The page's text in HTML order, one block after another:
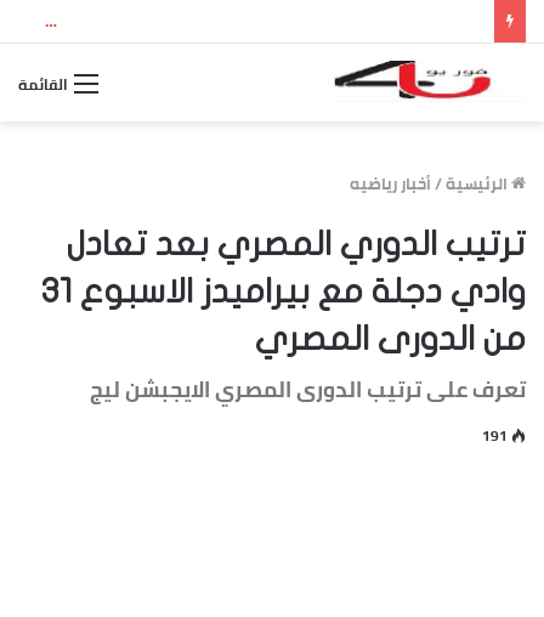
نتيجة الثانوية العامة 2026 بالاسم ورقم الجلوس.. استعلم الآن عن درجاتك والمجموع الكلي
القائمة
الرئيسية/أخبار رياضيه
ترتيب الدوري المصري بعد تعادل
وادي دجلة مع بيراميدز الاسبوع 31
من الدورى المصري
تعرف على ترتيب الدورى المصري الايجبشن ليج
191